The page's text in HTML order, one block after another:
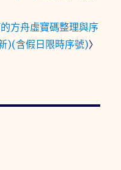
方舟虛寶碼整理與序
)(含假日限時序號)〉